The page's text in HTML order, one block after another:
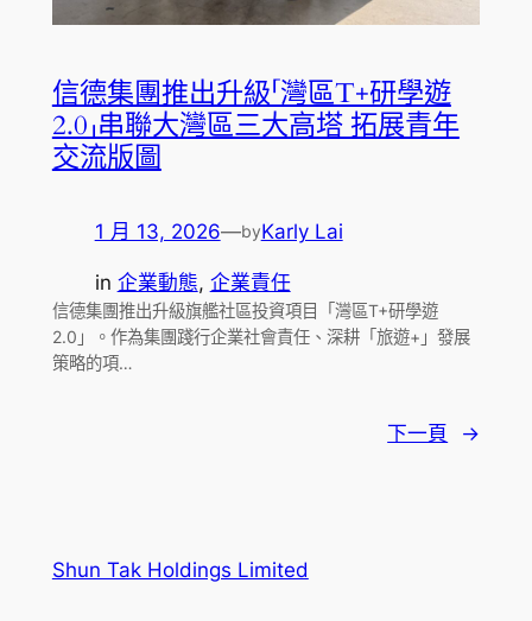
信德集團推出升級「灣區T+研學遊
2.0」串聯大灣區三大高塔 拓展青年
交流版圖
1 月 13, 2026—byKarly Lai
in 企業動態, 企業責任
信德集團推出升級旗艦社區投資項目「灣區T+研學遊
2.0」。作為集團踐行企業社會責任、深耕「旅遊+」發展
策略的項…
下一頁 →
Shun Tak Holdings Limited